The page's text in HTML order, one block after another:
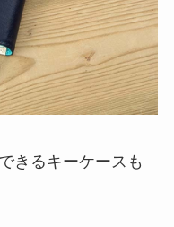
きるキーケースも